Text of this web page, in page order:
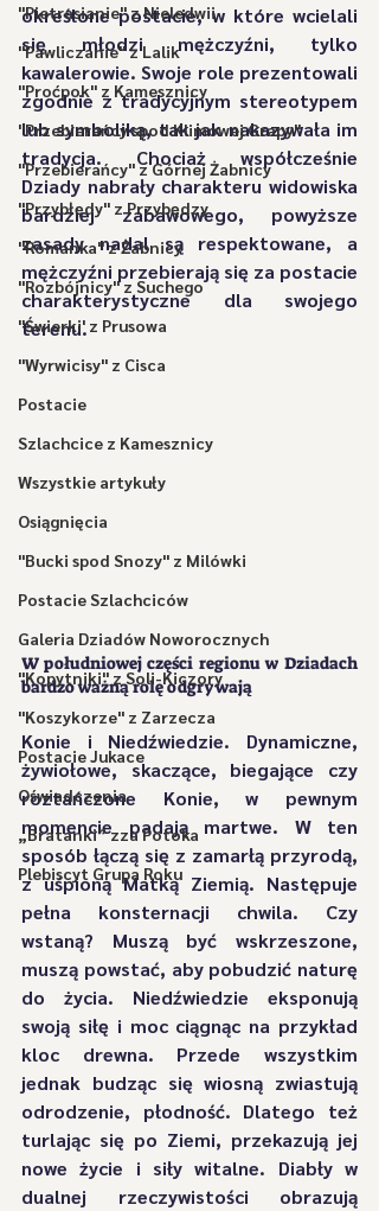
"Pietrasianie" z Nieledwii
"Pawliczanie" z Lalik
"Proćpok" z Kamesznicy
"Przebierańcy spod Klimowej Grapy"
"Przebierańcy" z Górnej Żabnicy
"Przybłędy" z Przybędzy
"Romanka" z Żabnicy
"Rozbójnicy" z Suchego
"Świerki' z Prusowa
"Wyrwicisy" z Cisca
Postacie
Szlachcice z Kamesznicy
Wszystkie artykuły
Osiągnięcia
"Bucki spod Snozy" z Milówki
Postacie Szlachciców
Galeria Dziadów Noworocznych
"Kopytniki" z Soli-Kiczory
"Koszykorze" z Zarzecza
Postacie Jukace
Oświadczenia
„Bratanki” zza Potoka
Plebiscyt Grupa Roku
określone postacie, w które wcielali
się młodzi mężczyźni, tylko
kawalerowie. Swoje role prezentowali
zgodnie z tradycyjnym stereotypem
lub symboliką, tak jak nakazywała im
tradycja. Chociaż współcześnie
Dziady nabrały charakteru widowiska
bardziej zabawowego, powyższe
zasady nadal są respektowane, a
mężczyźni przebierają się za postacie
charakterystyczne dla swojego
terenu.
W południowej części regionu w Dziadach
bardzo ważną rolę odgrywają
Konie i Niedźwiedzie. Dynamiczne,
żywiołowe, skaczące, biegające czy
roztańczone Konie, w pewnym
momencie padają martwe. W ten
sposób łączą się z zamarłą przyrodą,
z uśpioną Matką Ziemią. Następuje
pełna konsternacji chwila. Czy
wstaną? Muszą być wskrzeszone,
muszą powstać, aby pobudzić naturę
do życia. Niedźwiedzie eksponują
swoją siłę i moc ciągnąc na przykład
kloc drewna. Przede wszystkim
jednak budząc się wiosną zwiastują
odrodzenie, płodność. Dlatego też
turlając się po Ziemi, przekazują jej
nowe życie i siły witalne. Diabły w
dualnej rzeczywistości obrazują